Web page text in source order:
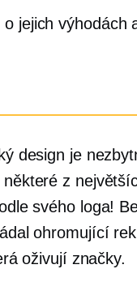
jejich výhodách
design je
z
svého loga!
ohromující
oživují značky.